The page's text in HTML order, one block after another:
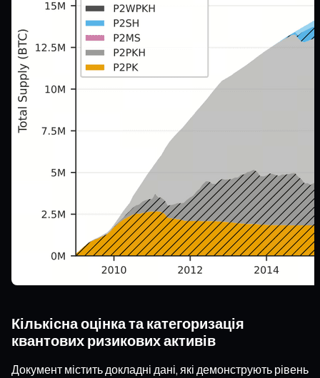
Кількісна оцінка та категоризація
квантових ризикових активів
Документ містить докладні дані, які демонструють рівень